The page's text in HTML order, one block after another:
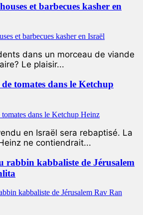
et barbecues kasher en
dans un morceau de viande
Le plaisir...
tomates dans le Ketchup
en Israël sera rebaptisé. La
ne contiendrait...
rabbin kabbaliste de Jérusalem